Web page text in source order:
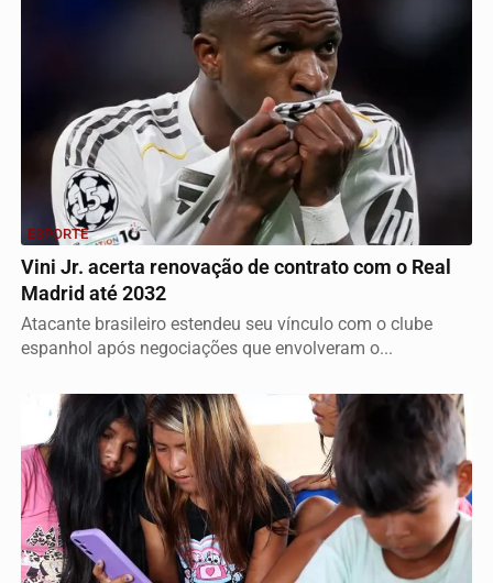
ESPORTE
Vini Jr. acerta renovação de contrato com o Real
Madrid até 2032
Atacante brasileiro estendeu seu vínculo com o clube
espanhol após negociações que envolveram o...